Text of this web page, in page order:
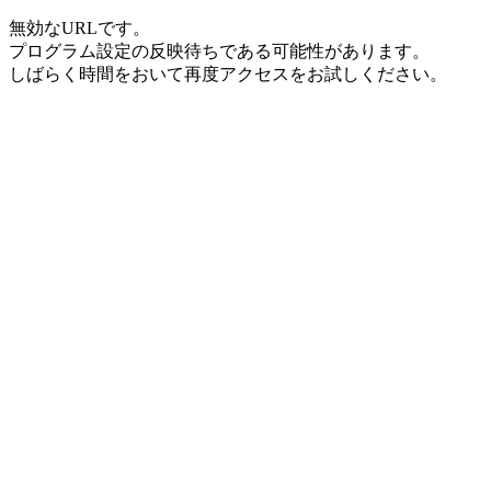
無効なURLです。
プログラム設定の反映待ちである可能性があります。
しばらく時間をおいて再度アクセスをお試しください。